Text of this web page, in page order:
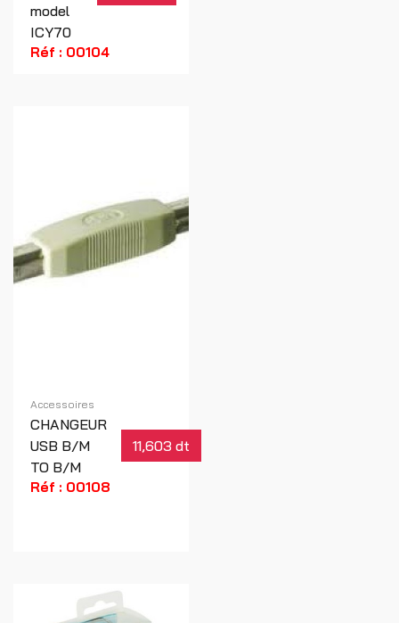
model
ICY70
Réf : 00104
Accessoires
CHANGEUR
USB B/M
TO B/M
11,603 dt
Réf : 00108